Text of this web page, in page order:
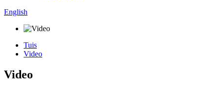
English
Tuis
Video
Video